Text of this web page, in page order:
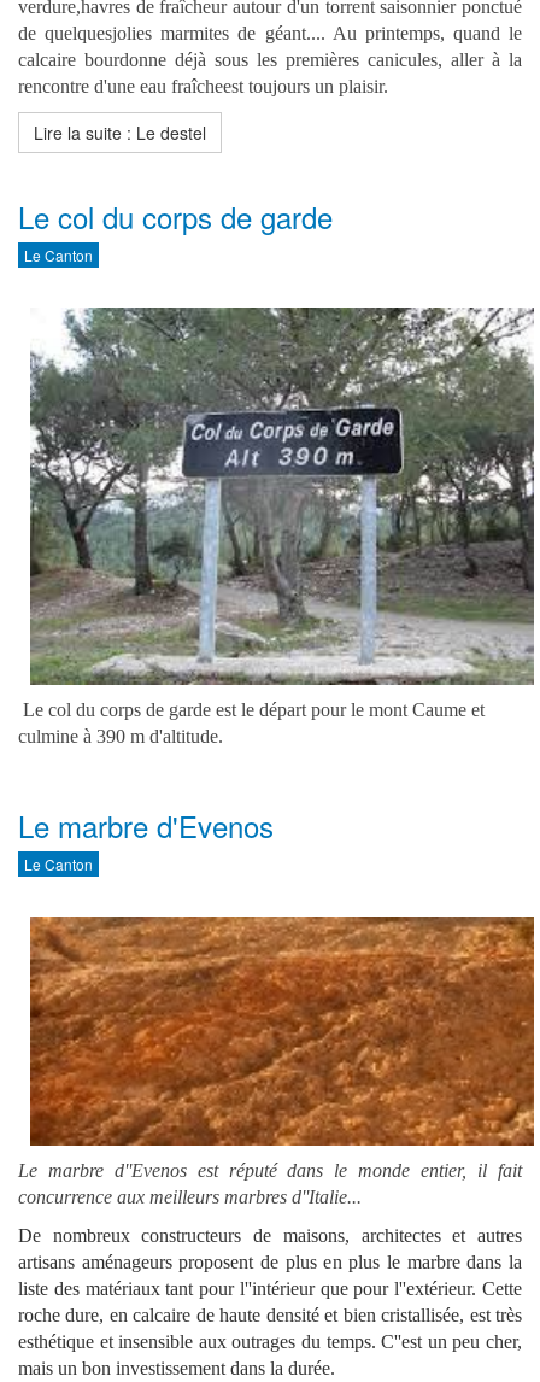
verdure,havres de fraîcheur autour d'un torrent saisonnier ponctué
de quelquesjolies marmites de géant.... Au printemps, quand le
calcaire bourdonne déjà sous les premières canicules, aller à la
rencontre d'une eau fraîcheest toujours un plaisir.
Lire la suite : Le destel
Le col du corps de garde
Le Canton
Le col du corps de garde est le départ pour le mont Caume et
culmine à 390 m d'altitude.
Le marbre d'Evenos
Le Canton
Le marbre d''Evenos est réputé dans le monde entier, il fait
concurrence aux meilleurs marbres d''Italie...
De nombreux constructeurs de maisons, architectes et autres
artisans aménageurs proposent de plus en plus le marbre dans la
liste des matériaux tant pour l''intérieur que pour l''extérieur. Cette
roche dure, en calcaire de haute densité et bien cristallisée, est très
esthétique et insensible aux outrages du temps. C''est un peu cher,
mais un bon investissement dans la durée.